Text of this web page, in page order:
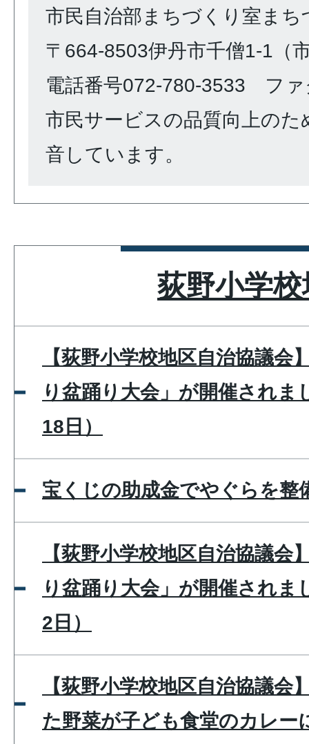
市民自治部まちづくり室まち
〒664-8503伊丹市千僧1-1（
電話番号072-780-3533 ファ
市民サービスの品質向上のた
音しています。
荻野小学
【荻野小学校地区自治協議会
り盆踊り大会」が開催されま
18日）
宝くじの助成金でやぐらを整
【荻野小学校地区自治協議会
り盆踊り大会」が開催されま
2日）
【荻野小学校地区自治協議会
た野菜が子ども食堂のカレー